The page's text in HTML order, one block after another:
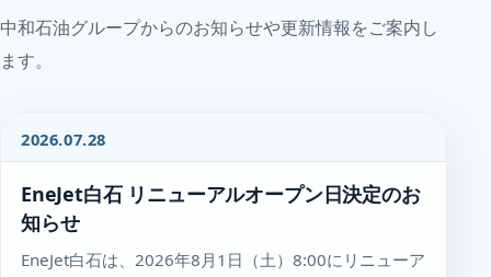
中和石油グループからのお知らせや更新情報をご案内し
ます。
2026.07.28
EneJet白石 リニューアルオープン日決定のお
知らせ
EneJet白石は、2026年8月1日（土）8:00にリニューア